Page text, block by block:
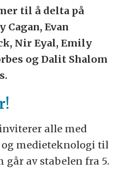
100 bedrifter og
jobber med
og er et
innovasjon,
store
som
TV2, DN, NHH og
til å delta på
Evan
Nir Eyal, Emily
og Dalit Shalom
alle med
medieteknologi til
går av stabelen fra 5.